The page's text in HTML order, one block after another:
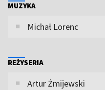
MUZYKA
Michał Lorenc
REŻYSERIA
Artur Żmijewski